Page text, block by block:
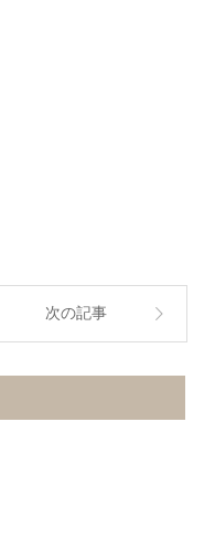
次の記事